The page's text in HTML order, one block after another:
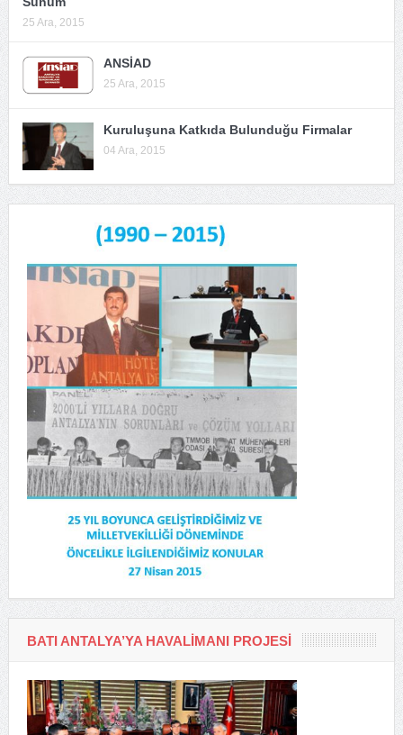
25 Ara, 2015
ANSİAD
25 Ara, 2015
Kuruluşuna Katkıda Bulunduğu Firmalar
04 Ara, 2015
BATI ANTALYA’YA HAVALIMANI PROJESI